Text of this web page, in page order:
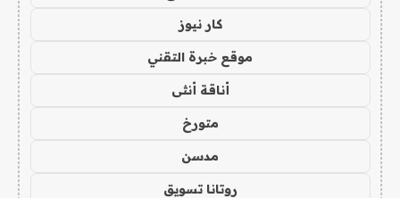
كار نيوز
موقع خبرة التقني
أناقة أنثى
متورخ
مدسن
روتانا تسويق